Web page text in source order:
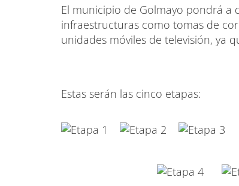
El municipio de Golmayo pondrá a
infraestructuras como tomas de
unidades móviles de televisión, ya
Estas serán las cinco etapas: